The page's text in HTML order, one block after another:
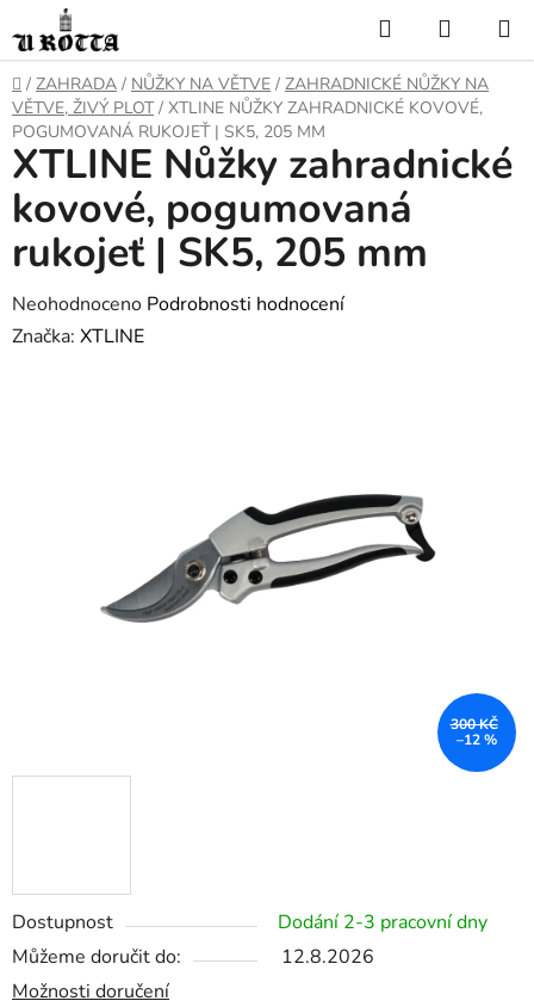
na
obsah
Hledat
KOŠÍK
DOMŮ
/ ZAHRADA / NŮŽKY NA VĚTVE / ZAHRADNICKÉ NŮŽKY NA
VĚTVE, ŽIVÝ PLOT / XTLINE NŮŽKY ZAHRADNICKÉ KOVOVÉ,
POGUMOVANÁ RUKOJEŤ | SK5, 205 MM
Dostupnost
Dodání 2-3 pracovní dny
Můžeme doručit do:
12.8.2026
Možnosti doručení
XTLINE Nůžky zahradnické
kovové, pogumovaná
rukojeť | SK5, 205 mm
Průměrné
hodnocení
Neohodnoceno Podrobnosti hodnocení
Značka: XTLINE
300 KČ
–12 %